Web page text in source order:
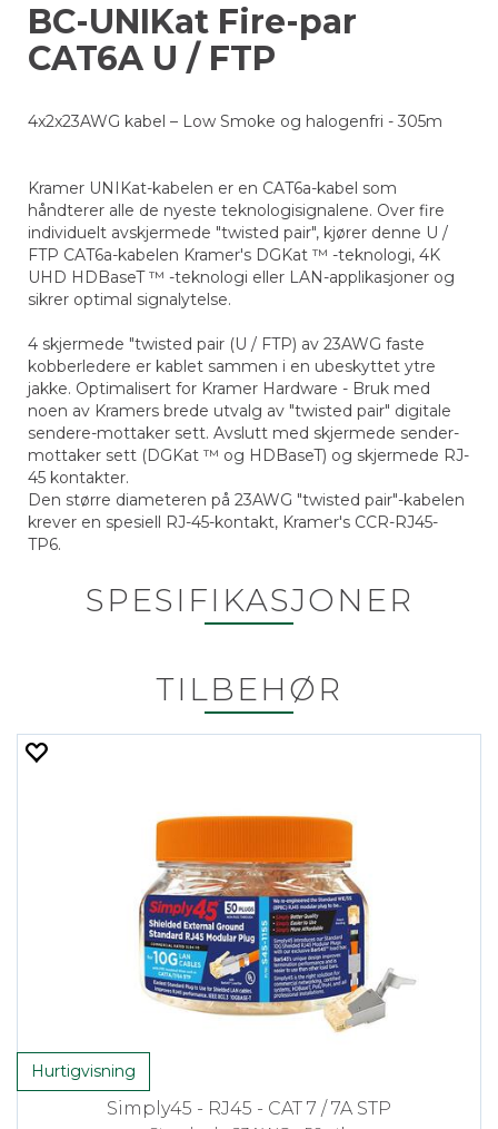
BC-UNIKat Fire-par
CAT6A U / FTP
4x2x23AWG kabel – Low Smoke og halogenfri - 305m
Kramer UNIKat-kabelen er en CAT6a-kabel som
håndterer alle de nyeste teknologisignalene. Over fire
individuelt avskjermede "twisted pair", kjører denne U /
FTP CAT6a-kabelen Kramer's DGKat ™ -teknologi, 4K
UHD HDBaseT ™ -teknologi eller LAN-applikasjoner og
sikrer optimal signalytelse.
4 skjermede "twisted pair (U / FTP) av 23AWG faste
kobberledere er kablet sammen i en ubeskyttet ytre
jakke. Optimalisert for Kramer Hardware - Bruk med
noen av Kramers brede utvalg av "twisted pair" digitale
sendere-mottaker sett. Avslutt med skjermede sender-
mottaker sett (DGKat ™ og HDBaseT) og skjermede RJ-
45 kontakter.
Den større diameteren på 23AWG "twisted pair"-kabelen
krever en spesiell RJ-45-kontakt, Kramer's CCR-RJ45-
TP6.
SPESIFIKASJONER
TILBEHØR
Hurtigvisning
Simply45 - RJ45 - CAT 7 / 7A STP